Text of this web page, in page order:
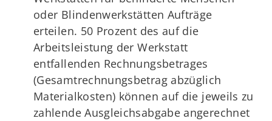
oder Blindenwerkstätten Aufträge
erteilen. 50 Prozent des auf die
Arbeitsleistung der Werkstatt
entfallenden Rechnungsbetrages
(Gesamtrechnungsbetrag abzüglich
Materialkosten) können auf die jeweils zu
zahlende Ausgleichsabgabe angerechnet